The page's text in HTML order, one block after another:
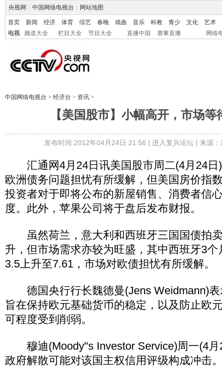
央视网 中国网络电视台 网站地图
首页 新闻 经济 体育 综艺 春晚 戏曲 音乐 科教 青少 文化
艺术
电视
频道大全 栏目大全 节目大全 直播中国 赛事直播 网络
中国网络电视台 > 经济台 > 资讯 >
【美国股市】小幅高开，市场等
发布时间:2012年04月24日 21:56 | 进入复兴论坛| 来源
汇通网4月24日讯美国股市周二(4月24日)
欧洲债务问题担忧有所缓解，但美国房价指
投资者对于即将公布的新屋销售、消费者信
度。此外，苹果公司将于盘后发布财报。
虽然荷兰，意大利和西班牙三国国债拍
升，但市场需求亦较为旺盛，其中西班牙3
3.5上升至7.61，市场对欧债担忧有所缓解。
德国央行行长魏德曼(Jens Weidmann)表
旨在保持欧元基础货币的稳定，以及防止欧
可程度受到削弱。
穆迪(Moody"s Investor Service)周一(4月
政府解散可能对该国主权信用评级构成冲击